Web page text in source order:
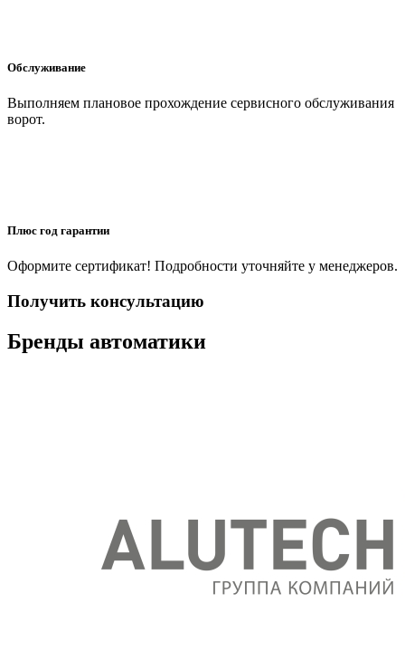
Обслуживание
Выполняем плановое прохождение сервисного обслуживания
ворот.
Плюс год гарантии
Оформите сертификат! Подробности уточняйте у менеджеров.
Получить консультацию
Бренды автоматики